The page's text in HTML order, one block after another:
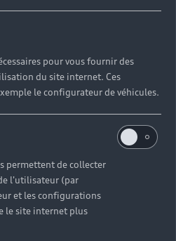
pour vous fournir des
du site internet. Ces
le configurateur de véhicules.
permettent de collecter
l'utilisateur (par
et les configurations
le site internet plus